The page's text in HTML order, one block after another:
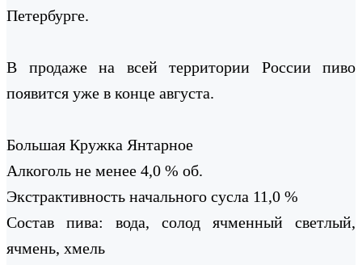
Петербурге.
В продаже на всей территории России пиво
появится уже в конце августа.
Большая Кружка Янтарное
Алкоголь не менее 4,0 % об.
Экстрактивность начального сусла 11,0 %
Состав пива: вода, солод ячменный светлый,
ячмень, хмель